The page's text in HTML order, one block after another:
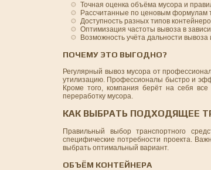
Точная оценка объёма мусора и
Рассчитанные по ценовым формулам
Доступность разных типов
Оптимизация частоты вывоза в
Возможность учёта дальности
ПОЧЕМУ ЭТО ВЫГОДНО?
Регулярный вывоз мусора от
утилизацию. Профессионалы быстро и
Кроме того, компания берёт на себя
переработку мусора.
КАК ВЫБРАТЬ ПОДХОДЯЩЕЕ
Правильный выбор транспортного
специфические потребности проекта.
выбрать оптимальный вариант.
ОБЪЁМ КОНТЕЙНЕРА